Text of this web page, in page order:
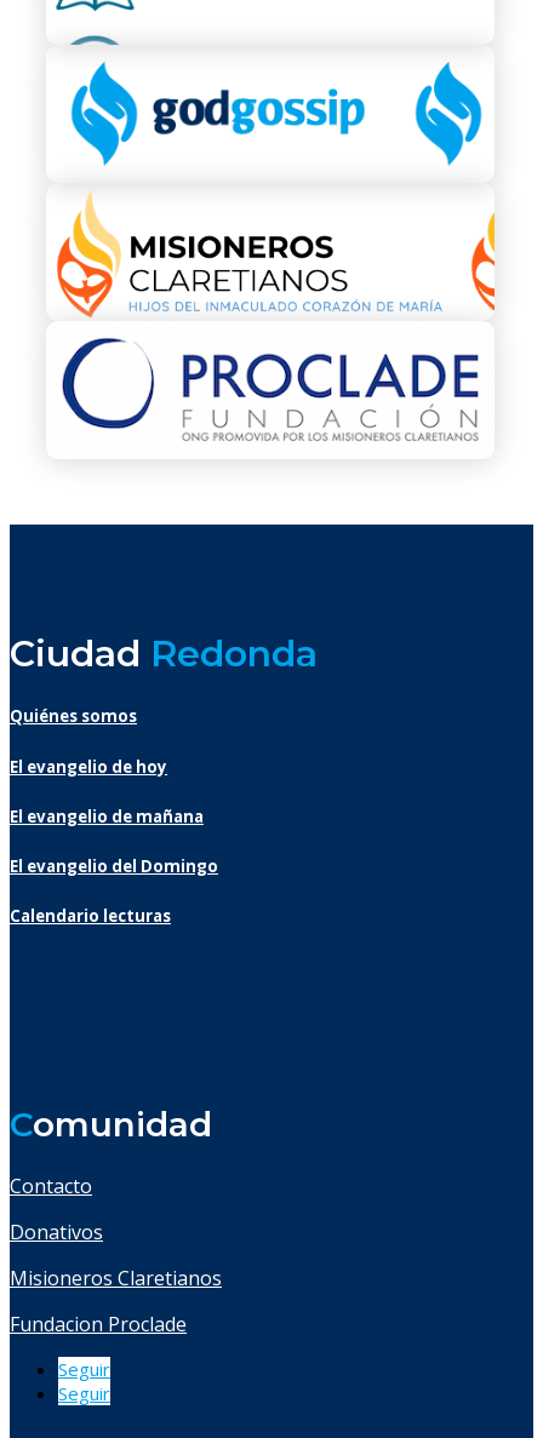
Ciudad Redonda
Quiénes somos
El evangelio de hoy
El evangelio de mañana
El evangelio del Domingo
Calendario lecturas
Comunidad
Contacto
Donativos
Misioneros Claretianos
Fundacion Proclade
Seguir
Seguir